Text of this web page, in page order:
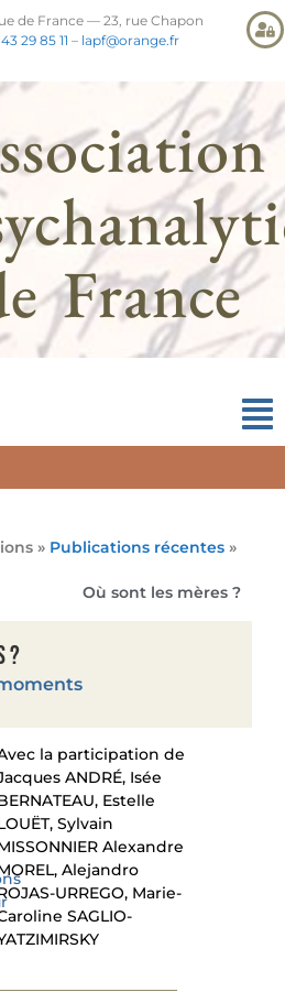
de France — 23, rue Chapon
29 85 11 – lapf@orange.fr
France
» Publications récentes »
Où sont les mères ?
?
la participation de
ANDRÉ, Isée
Estelle
Sylvain
Alexandre
Alejandro
URREGO, Marie-
SAGLIO-